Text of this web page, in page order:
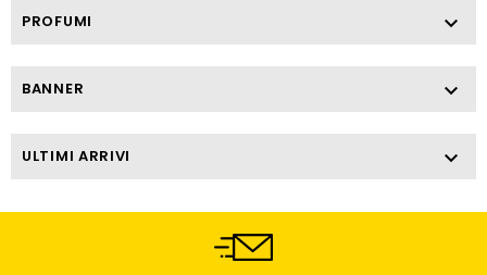
PROFUMI 
BANNER 
ULTIMI ARRIVI 